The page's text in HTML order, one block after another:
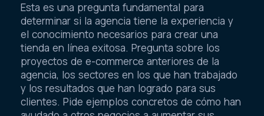
Esta es una pregunta fundamental para
determinar si la agencia tiene la experiencia y
el conocimiento necesarios para crear una
tienda en línea exitosa. Pregunta sobre los
proyectos de e-commerce anteriores de la
agencia, los sectores en los que han trabajado
y los resultados que han logrado para sus
clientes. Pide ejemplos concretos de cómo han